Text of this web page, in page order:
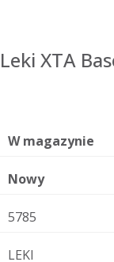
XTA
W magazynie
Nowy
5785
LEKI